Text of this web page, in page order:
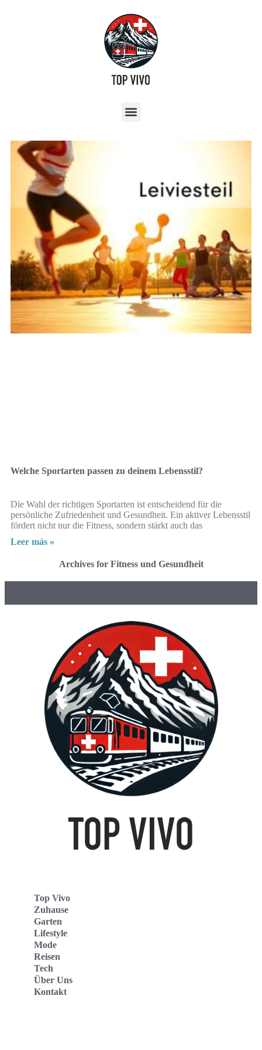
Welche Sportarten passen zu deinem Lebensstil?
Die Wahl der richtigen Sportarten ist entscheidend für die
persönliche Zufriedenheit und Gesundheit. Ein aktiver Lebensstil
fördert nicht nur die Fitness, sondern stärkt auch das
Leer más »
Archives for Fitness und Gesundheit
Top Vivo
Zuhause
Garten
Lifestyle
Mode
Reisen
Tech
Über Uns
Kontakt